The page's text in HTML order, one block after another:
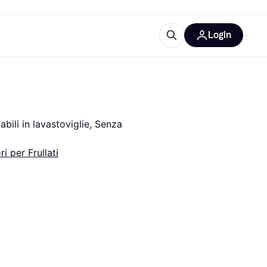
Login
in lavastoviglie, Senza
per Frullati